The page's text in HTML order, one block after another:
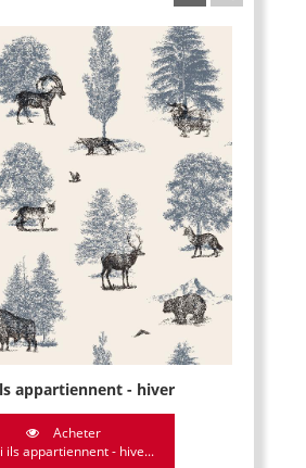
appartiennent - hiver
Acheter
ils appartiennent - hive...